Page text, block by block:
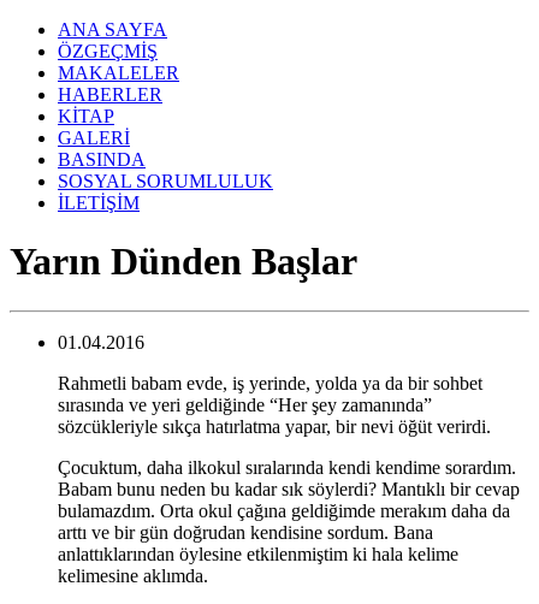
ANA SAYFA
ÖZGEÇMİŞ
MAKALELER
HABERLER
KİTAP
GALERİ
BASINDA
SOSYAL SORUMLULUK
İLETİŞİM
Yarın Dünden Başlar
01.04.2016
Rahmetli babam evde, iş yerinde, yolda ya da bir sohbet
sırasında ve yeri geldiğinde “Her şey zamanında”
sözcükleriyle sıkça hatırlatma yapar, bir nevi öğüt verirdi.
Çocuktum, daha ilkokul sıralarında kendi kendime sorardım.
Babam bunu neden bu kadar sık söylerdi? Mantıklı bir cevap
bulamazdım. Orta okul çağına geldiğimde merakım daha da
arttı ve bir gün doğrudan kendisine sordum. Bana
anlattıklarından öylesine etkilenmiştim ki hala kelime
kelimesine aklımda.